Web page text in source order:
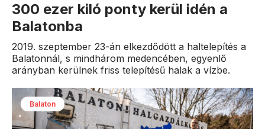
300 ezer kiló ponty kerül idén a
Balatonba
2019. szeptember 23-án elkezdődött a haltelepítés a
Balatonnál, s mindhárom medencében, egyenlő
arányban kerülnek friss telepítésű halak a vízbe.
Balaton